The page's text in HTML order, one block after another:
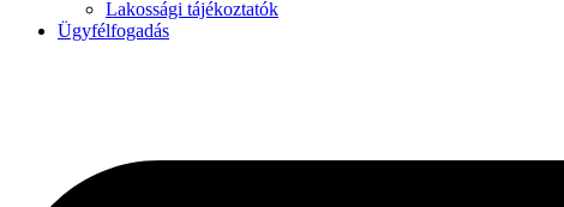
Lakossági tájékoztatók
Ügyfélfogadás